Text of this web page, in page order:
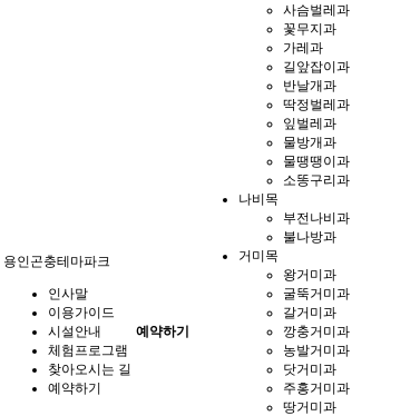
용인곤충테마파크
인사말
이용가이드
시설안내
체험프로그램
찾아오시는 길
예약하기
예약하기
사슴벌레과
꽃무지과
가레과
길앞잡이과
반날개과
딱정벌레과
잎벌레과
물방개과
물땡땡이과
소똥구리과
나비목
부전나비과
불나방과
거미목
왕거미과
굴뚝거미과
갈거미과
깡충거미과
농발거미과
닷거미과
주홍거미과
땅거미과